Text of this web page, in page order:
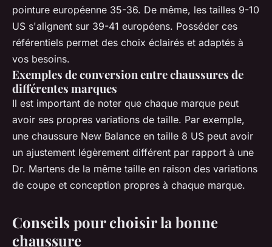
pointure européenne 35-36. De même, les tailles 9-10
US s'alignent sur 39-41 européens. Posséder ces
référentiels permet des choix éclairés et adaptés à
vos besoins.
Exemples de conversion entre chaussures de
différentes marques
Il est important de noter que chaque marque peut
avoir ses propres variations de taille. Par exemple,
une chaussure New Balance en taille 8 US peut avoir
un ajustement légèrement différent par rapport à une
Dr. Martens de la même taille en raison des variations
de coupe et conception propres à chaque marque.
Conseils pour choisir la bonne
chaussure